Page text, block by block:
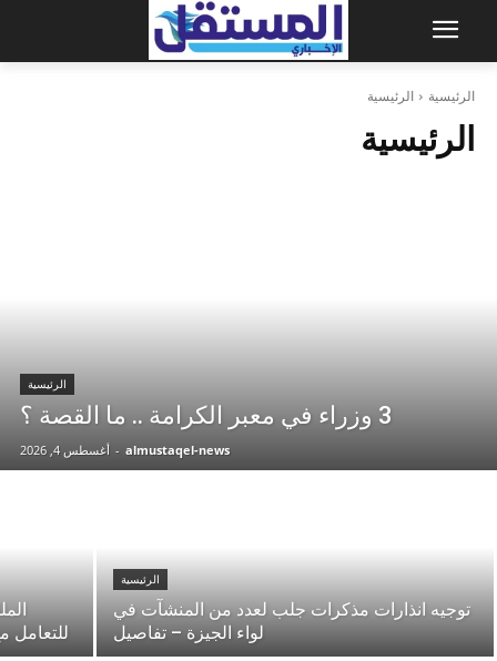
الرئيسية الرئيسية
الرئيسية
الرئيسية
3 وزراء في معبر الكرامة .. ما القصة ؟
almustaqel-news
- أغسطس 4, 2026
الرئيسية
توجيه انذارات مذكرات جلب لعدد من المنشآت في
لواء الجيزة – تفاصيل
للتعامل